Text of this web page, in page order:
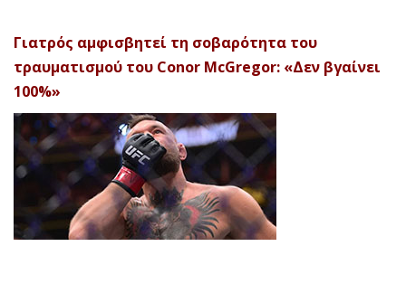
Γιατρός αμφισβητεί τη σοβαρότητα του
τραυματισμού του Conor McGregor: «Δεν βγαίνει
100%»